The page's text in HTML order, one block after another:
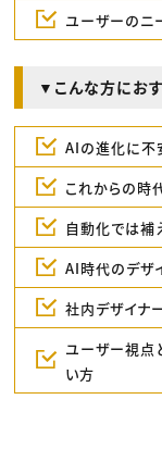
ユーザーのニ
▼こんな方にお
AIの進化に不
これからの時
自動化では補
AI時代のデザ
社内デザイナ
ユーザー視点
い方